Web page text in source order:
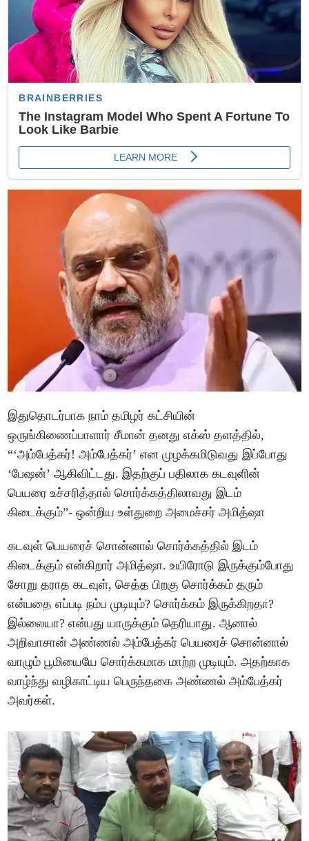
இதுதொடர்பாக நாம் தமிழர் கட்சியின்
ஒருங்கிணைப்பாளார் சீமான் தனது எக்ஸ் தளத்தில்,
“‘அம்பேத்கர்! அம்பேத்கர்’ என முழக்கமிடுவது இப்போது
‘பேஷன்’ ஆகிவிட்டது. இதற்குப் பதிலாக கடவுளின்
பெயரை உச்சரித்தால் சொர்க்கத்திலாவது இடம்
கிடைக்கும்”- ஒன்றிய உள்துறை அமைச்சர் அமித்ஷா
கடவுள் பெயரைச் சொன்னால் சொர்க்கத்தில் இடம்
கிடைக்கும் என்கிறார் அமித்ஷா. உயிரோடு இருக்கும்போது
சோறு தராத கடவுள், செத்த பிறகு சொர்க்கம் தரும்
என்பதை எப்படி நம்ப முடியும்? சொர்க்கம் இருக்கிறதா?
இல்லையா? என்பது யாருக்கும் தெரியாது. ஆனால்
அறிவாசான் அண்ணல் அம்பேத்கர் பெயரைச் சொன்னால்
வாழும் பூமியையே சொர்க்கமாக மாற்ற முடியும். அதற்காக
வாழ்ந்து வழிகாட்டிய பெருந்தகை அண்ணல் அம்பேத்கர்
அவர்கள்.